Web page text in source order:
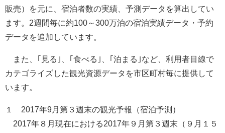
販売）を元に、宿泊者数の実績、予測データを算出してい
ます。2週間毎に約100～300万泊の宿泊実績データ・予約
データを追加しています。
また、｢見る｣、｢食べる｣、｢泊まる｣など、利用者目線で
カテゴライズした観光資源データを市区町村毎に提供して
います。
１ 2017年9月第３週末の観光予報（宿泊予測）
2017年８月現在における2017年９月第３週末（９月１５